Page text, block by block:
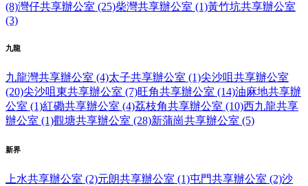
(8)灣仔共享辦公室 (25)柴灣共享辦公室 (1)黃竹坑共享辦公室
(3)
九龍
九龍灣共享辦公室 (4)太子共享辦公室 (1)尖沙咀共享辦公室
(20)尖沙咀東共享辦公室 (7)旺角共享辦公室 (14)油麻地共享辦
公室 (1)紅磡共享辦公室 (4)荔枝角共享辦公室 (10)西九龍共享
辦公室 (1)觀塘共享辦公室 (28)新蒲崗共享辦公室 (5)
新界
上水共享辦公室 (2)元朗共享辦公室 (1)屯門共享辦公室 (2)沙